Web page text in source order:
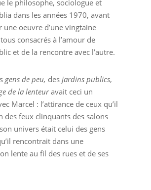
le philosophe, sociologue et
dans les années 1970, avant
une oeuvre d’une vingtaine
consacrés à l’amour de
et de la rencontre avec l’autre.
gens de peu, des jardins publics,
de la lenteuravait ceci un
Marcel : l’attirance de ceux qu’il
des feux clinquants des salons
univers était celui des gens
rencontrait dans une
lente au fil des rues et de ses